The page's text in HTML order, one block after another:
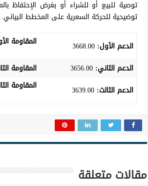
توصية للبيع أو للشراء أو بغرض الإحتفاظ
توضيحية للحركة السعرية على المخطط البياني.
الدعم الأول: 3668.00 المقاومة
الدعم الثاني: 3656.00 المقاومة
الدعم الثالث: المقاومة
مقالات متعلقة